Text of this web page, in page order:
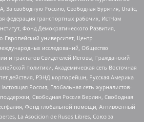
За свободную Россию, Свободная Бурятия, Uralic,
федерация транспортных рабочих, ИстЧам
Фонд Демократического Развития,
Европейский университет, Центр
исследований, Общество
и трактатов Свидетелей Иеговы, Гражданский
политики, Академическая сеть Восточная
действия, РЭНД корпорейшн, Русская Америка
Россия, Глобальная сеть журналистов-
Свободная Россия Берлин, Свободная
Фонд глобальной помощи, Антивоенный
La Asocicion de Rusos Libres, Союз за